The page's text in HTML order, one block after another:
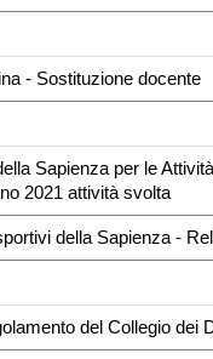
- Sostituzione docente
Sapienza per le
2021 attività svolta
della Sapienza -
del Collegio dei